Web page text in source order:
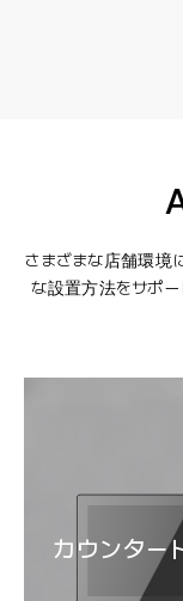
さまざまな店舗環境
な設置方法をサポ
カウンター